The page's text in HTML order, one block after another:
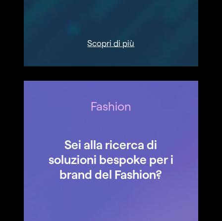
Scopri di più
Fashion
Sei alla ricerca di
soluzioni bespoke per i
brand del Fashion?